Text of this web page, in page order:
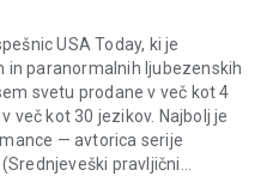
USA Today, ki je
in paranormalnih ljubezenskih
svetu prodane v več kot 4
več kot 30 jezikov. Najbolj je
— avtorica serije
pravljični